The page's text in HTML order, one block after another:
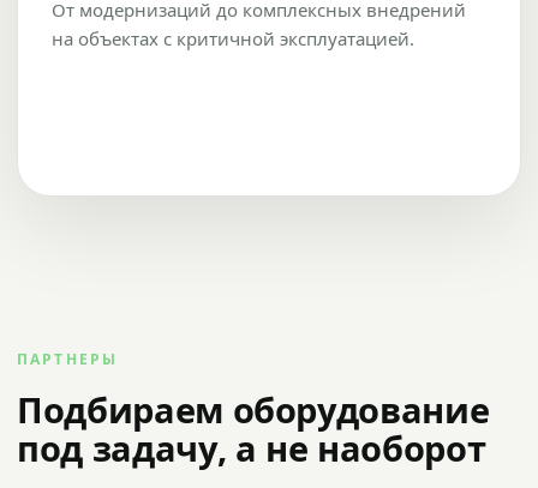
От модернизаций до комплексных внедрений
на объектах с критичной эксплуатацией.
ПАРТНЕРЫ
Подбираем оборудование
под задачу, а не наоборот